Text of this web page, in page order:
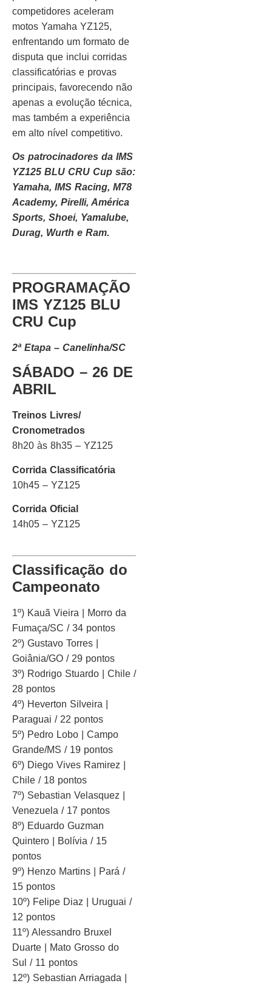
competidores aceleram
motos Yamaha YZ125,
enfrentando um formato de
disputa que inclui corridas
classificatórias e provas
principais, favorecendo não
apenas a evolução técnica,
mas também a experiência
em alto nível competitivo.
Os patrocinadores da IMS
YZ125 BLU CRU Cup são:
Yamaha, IMS Racing, M78
Academy, Pirelli, América
Sports, Shoei, Yamalube,
Durag, Wurth e Ram.
PROGRAMAÇÃO
IMS YZ125 BLU
CRU Cup
2ª Etapa – Canelinha/SC
SÁBADO – 26 DE
ABRIL
Treinos Livres/
Cronometrados
8h20 às 8h35 – YZ125
Corrida Classificatória
10h45 – YZ125
Corrida Oficial
14h05 – YZ125
Classificação do
Campeonato
1º) Kauã Vieira | Morro da
Fumaça/SC / 34 pontos
2º) Gustavo Torres |
Goiânia/GO / 29 pontos
3º) Rodrigo Stuardo | Chile /
28 pontos
4º) Heverton Silveira |
Paraguai / 22 pontos
5º) Pedro Lobo | Campo
Grande/MS / 19 pontos
6º) Diego Vives Ramirez |
Chile / 18 pontos
7º) Sebastian Velasquez |
Venezuela / 17 pontos
8º) Eduardo Guzman
Quintero | Bolívia / 15
pontos
9º) Henzo Martins | Pará /
15 pontos
10º) Felipe Diaz | Uruguai /
12 pontos
11º) Alessandro Bruxel
Duarte | Mato Grosso do
Sul / 11 pontos
12º) Sebastian Arriagada |